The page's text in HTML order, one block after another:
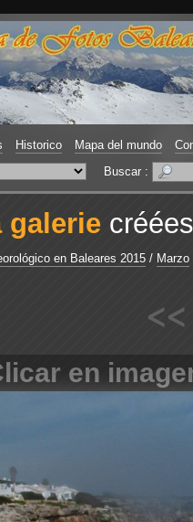
Historico Mapa del mundo
Buscar :
galerie
en Baleares 2015 / Marzo
<<
en